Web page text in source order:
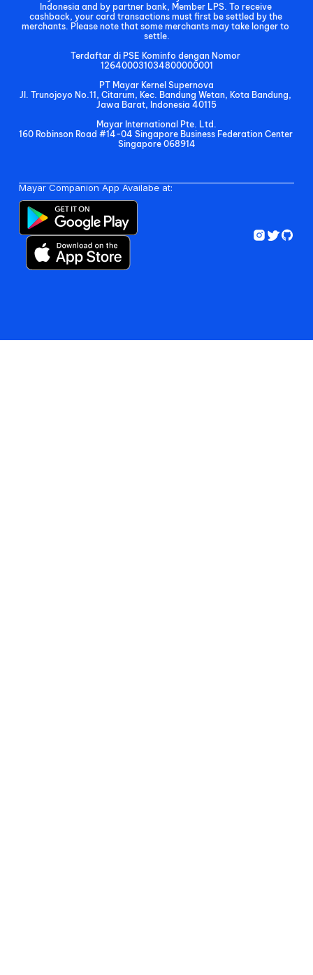
Indonesia and by partner bank, Member LPS. To receive
cashback, your card transactions must first be settled by the
merchants. Please note that some merchants may take longer to
settle.
Terdaftar di PSE Kominfo dengan Nomor
126400031034800000001
PT Mayar Kernel Supernova
Jl. Trunojoyo No.11, Citarum, Kec. Bandung Wetan, Kota Bandung,
Jawa Barat, Indonesia 40115
Mayar International Pte. Ltd.
160 Robinson Road #14-04 Singapore Business Federation Center
Singapore 068914
Mayar Companion App Availabe at: